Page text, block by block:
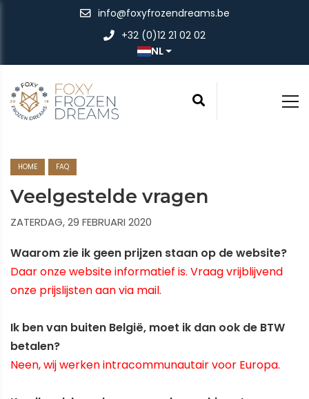
info@foxyfrozendreams.be
+32 (0)12 21 02 02
NL
HOME FAQ
Veelgestelde vragen
ZATERDAG, 29 FEBRUARI 2020
Waarom zie ik geen prijzen staan op de website?
Daar onze website informatief is. Vraag vrijblijvend
onze prijslijsten aan via mail.
Ik ben van buiten België, moet ik dan ook de BTW
betalen?
Neen, wij werken intracommunautair voor Europa.